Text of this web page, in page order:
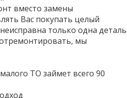
вместо замены
Вас покупать целый
только одна
мы
ТО займет всего 90